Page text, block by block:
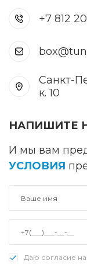
+7 812
Санкт-
к. 10
НАПИШИТЕ
И мы вам
УСЛОВИЯ
Даю согласие